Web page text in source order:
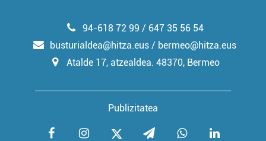
Publizitatea
94-618 72 99 / 647 35 56 54
busturialdea@hitza.eus / bermeo@hitza.eus
Atalde 17, atzealdea. 48370, Bermeo